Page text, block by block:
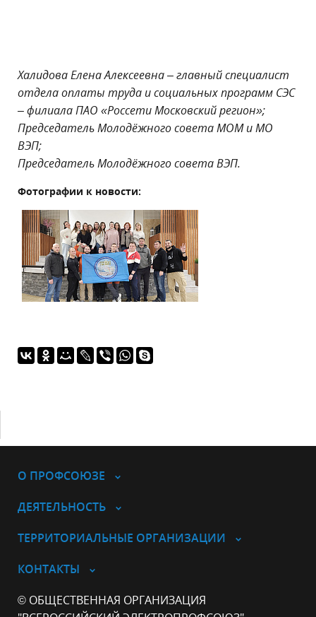
Халидова Елена Алексеевна – главный специалист
отдела оплаты труда и социальных программ СЭС
– филиала ПАО «Россети Московский регион»;
Председатель Молодёжного совета МОМ и МО
ВЭП;
Председатель Молодёжного совета ВЭП.
Фотографии к новости:
О ПРОФСОЮЗЕ
ДЕЯТЕЛЬНОСТЬ
ТЕРРИТОРИАЛЬНЫЕ ОРГАНИЗАЦИИ
КОНТАКТЫ
© ОБЩЕСТВЕННАЯ ОРГАНИЗАЦИЯ